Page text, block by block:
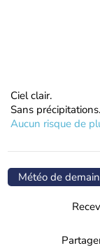
Ciel clair.
Sans précipitations.
Aucun risque de
Météo de demain